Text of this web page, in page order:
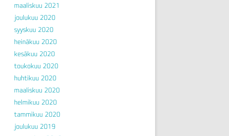
maaliskuu 2021
joulukuu 2020
syyskuu 2020
heinäkuu 2020
kesäkuu 2020
toukokuu 2020
huhtikuu 2020
maaliskuu 2020
helmikuu 2020
tammikuu 2020
joulukuu 2019